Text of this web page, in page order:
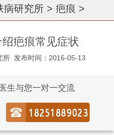
病研究所 > 疤痕 >
疤痕常见症状
所 发布时间：2016-05-13
生与您一对一交流